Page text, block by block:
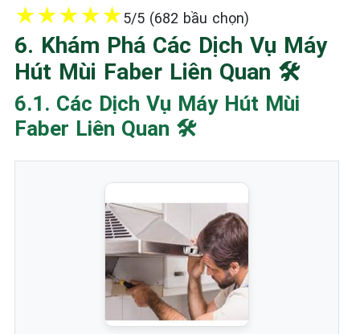
★★★★★5/5 (682 bầu chọn)
6. Khám Phá Các Dịch Vụ Máy
Hút Mùi Faber Liên Quan 🛠️
6.1. Các Dịch Vụ Máy Hút Mùi
Faber Liên Quan 🛠️